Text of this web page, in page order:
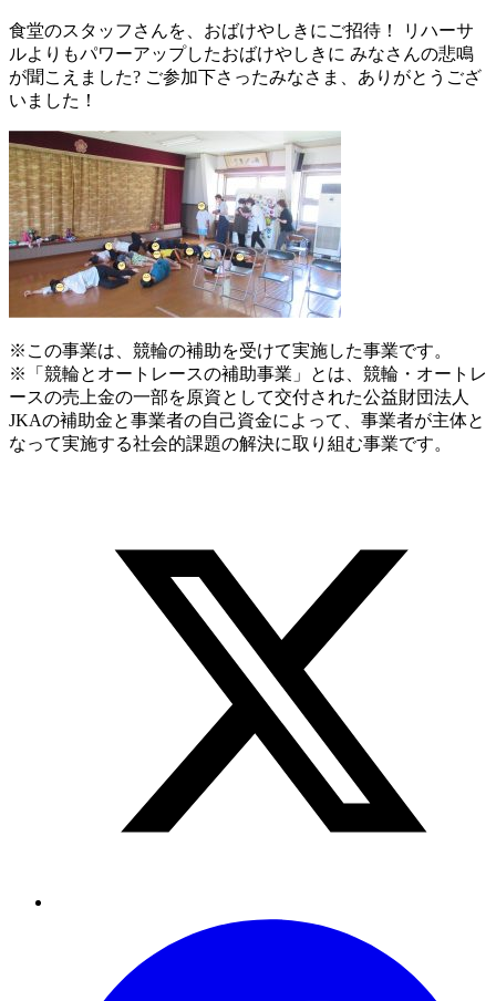
食堂のスタッフさんを、おばけやしきにご招待！ リハーサ
ルよりもパワーアップしたおばけやしきに みなさんの悲鳴
が聞こえました? ご参加下さったみなさま、ありがとうござ
いました！
※この事業は、競輪の補助を受けて実施した事業です。
※「競輪とオートレースの補助事業」とは、競輪・オートレ
ースの売上金の一部を原資として交付された公益財団法人
JKAの補助金と事業者の自己資金によって、事業者が主体と
なって実施する社会的課題の解決に取り組む事業です。